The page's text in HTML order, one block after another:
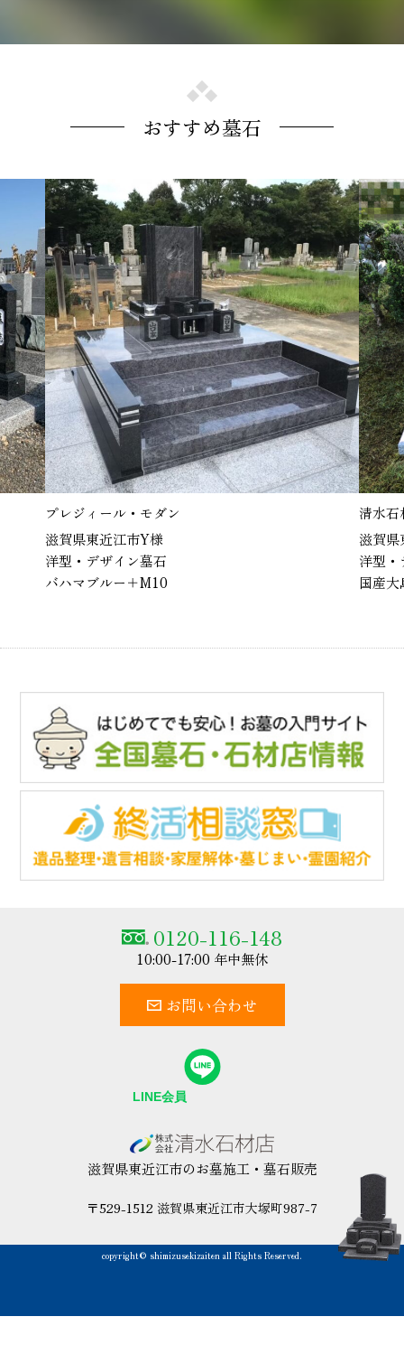
おすすめ墓石
プレジィール・モダン
滋賀県東近江市Y様
洋型・デザイン墓石
バハマブルー＋M10
清水
滋賀県
洋型・
国産大
0120-116-148
10:00-17:00 年中無休
お問い合わせ
滋賀県東近江市のお墓施工・墓石販売
〒529-1512 滋賀県東近江市大塚町987-7
copyright© shimizusekizaiten all Rights Reserved.